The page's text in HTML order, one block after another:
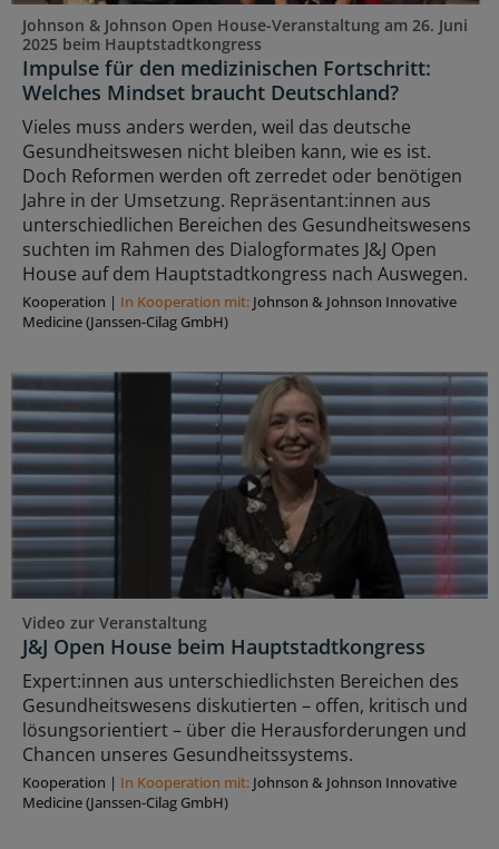
Johnson & Johnson Open House-Veranstaltung am 26. Juni
2025 beim Hauptstadtkongress
Impulse für den medizinischen Fortschritt:
Welches Mindset braucht Deutschland?
Vieles muss anders werden, weil das deutsche
Gesundheitswesen nicht bleiben kann, wie es ist.
Doch Reformen werden oft zerredet oder benötigen
Jahre in der Umsetzung. Repräsentant:innen aus
unterschiedlichen Bereichen des Gesundheitswesens
suchten im Rahmen des Dialogformates J&J Open
House auf dem Hauptstadtkongress nach Auswegen.
Kooperation | In Kooperation mit: Johnson & Johnson Innovative
Medicine (Janssen-Cilag GmbH)
Video zur Veranstaltung
J&J Open House beim Hauptstadtkongress
Expert:innen aus unterschiedlichsten Bereichen des
Gesundheitswesens diskutierten – offen, kritisch und
lösungsorientiert – über die Herausforderungen und
Chancen unseres Gesundheitssystems.
Kooperation | In Kooperation mit: Johnson & Johnson Innovative
Medicine (Janssen-Cilag GmbH)